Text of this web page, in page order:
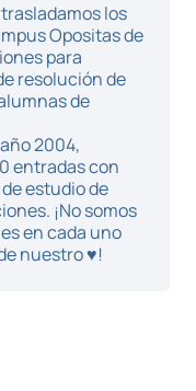
los
Opositas de
para
resolución de
de
2004,
entradas con
estudio de
¡No somos
en cada uno
nuestro ♥!